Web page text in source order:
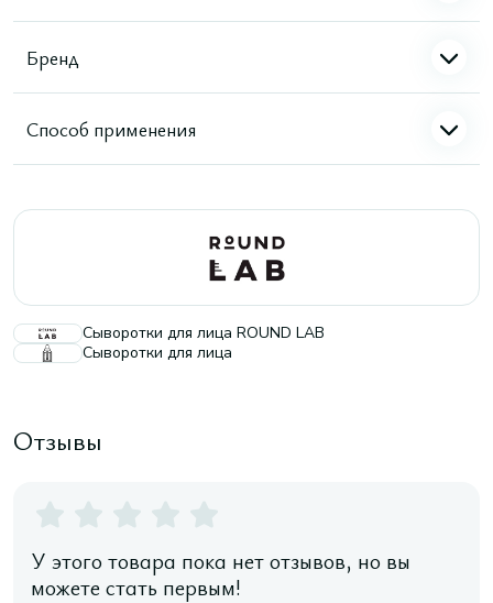
Бренд
Способ применения
Сыворотки для лица ROUND LAB
Сыворотки для лица
Отзывы
У этого товара пока нет отзывов, но вы
можете стать первым!